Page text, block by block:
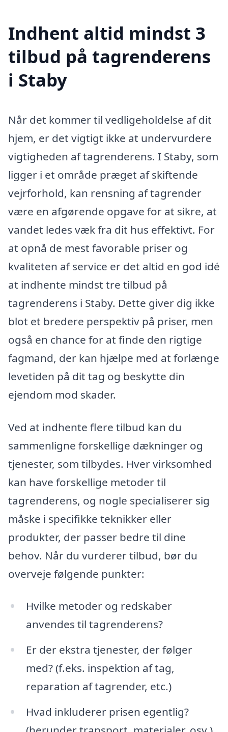
Indhent altid mindst 3
tilbud på tagrenderens
i Staby
Når det kommer til vedligeholdelse af dit
hjem, er det vigtigt ikke at undervurdere
vigtigheden af tagrenderens. I Staby, som
ligger i et område præget af skiftende
vejrforhold, kan rensning af tagrender
være en afgørende opgave for at sikre, at
vandet ledes væk fra dit hus effektivt. For
at opnå de mest favorable priser og
kvaliteten af service er det altid en god idé
at indhente mindst tre tilbud på
tagrenderens i Staby. Dette giver dig ikke
blot et bredere perspektiv på priser, men
også en chance for at finde den rigtige
fagmand, der kan hjælpe med at forlænge
levetiden på dit tag og beskytte din
ejendom mod skader.
Ved at indhente flere tilbud kan du
sammenligne forskellige dækninger og
tjenester, som tilbydes. Hver virksomhed
kan have forskellige metoder til
tagrenderens, og nogle specialiserer sig
måske i specifikke teknikker eller
produkter, der passer bedre til dine
behov. Når du vurderer tilbud, bør du
overveje følgende punkter:
Hvilke metoder og redskaber
anvendes til tagrenderens?
Er der ekstra tjenester, der følger
med? (f.eks. inspektion af tag,
reparation af tagrender, etc.)
Hvad inkluderer prisen egentlig?